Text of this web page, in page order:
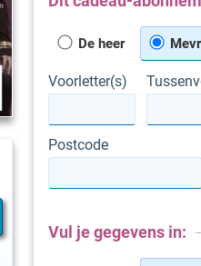
De heer
Voorletter(s)
Postcode
Vul je gegevens in: